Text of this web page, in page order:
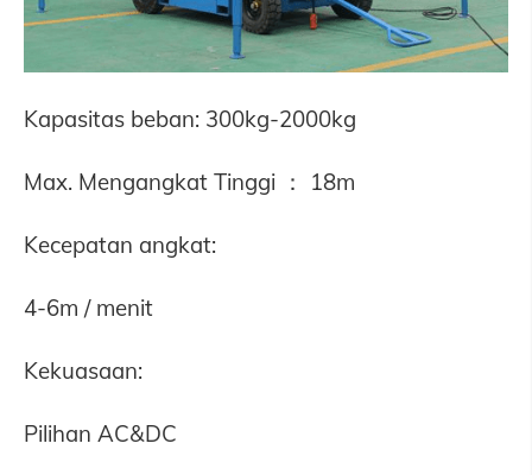
Kapasitas beban: 300kg-2000kg
Max. Mengangkat Tinggi ： 18m
Kecepatan angkat:
4-6m / menit
Kekuasaan:
Pilihan AC&DC